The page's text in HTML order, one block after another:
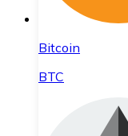
Bitcoin
BTC